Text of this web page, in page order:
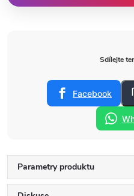
Sdílejte
Facebook
Parametry produktu